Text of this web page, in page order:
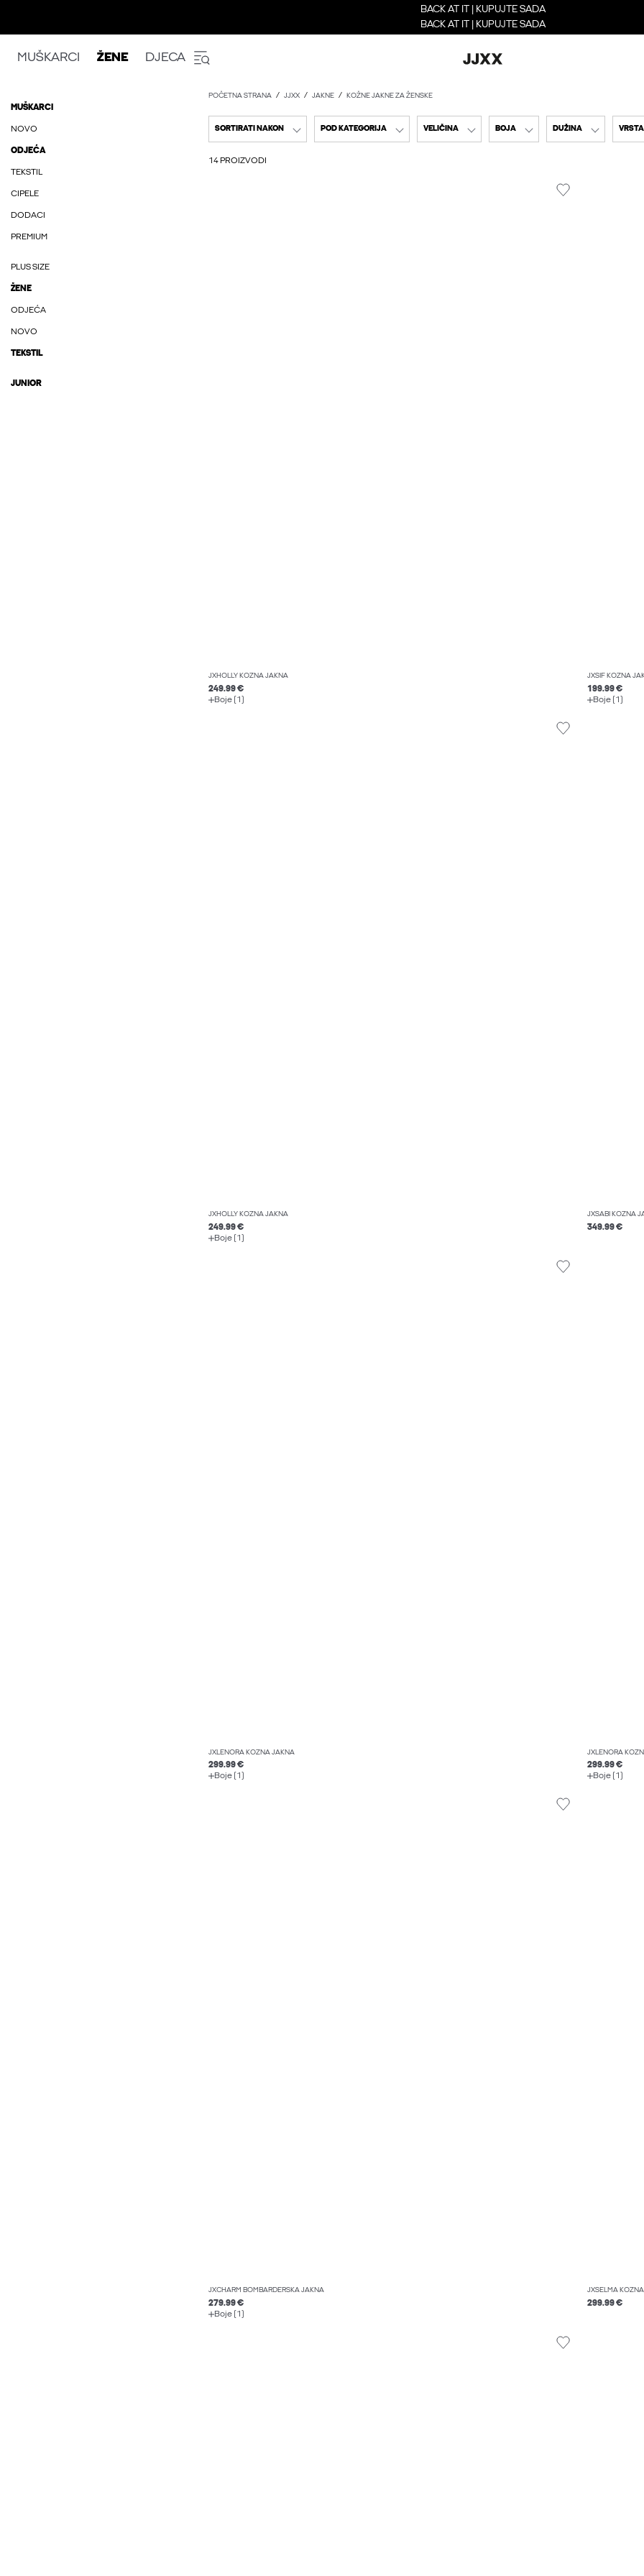
BACK AT IT | KUPUJTE SADA
BACK AT IT | KUPUJTE SADA
MUŠKARCI ŽENE DJECA
MUŠKARCI
NOVO
ODJEĆA
TEKSTIL
CIPELE
DODACI
PREMIUM
PLUS SIZE
ŽENE
ODJEĆA
NOVO
TEKSTIL
JUNIOR
POČETNA STRANA JJXX JAKNE KOŽNE JAKNE ZA ŽENSKE
SORTIRATI NAKON POD KATEGORIJA VELIČINA BOJA DUŽINA
14 PROIZVODI
JXHOLLY KOŽNA JAKNA
249.99 €
Boje (1)
JXSIF KOŽNA
199.99 €
Boje (1)
JXHOLLY KOŽNA JAKNA
249.99 €
Boje (1)
JXSABI KOŽNA
349.99 €
JXLENORA KOŽNA JAKNA
299.99 €
Boje (1)
JXLENORA
299.99 €
Boje (1)
JXCHARM BOMBARDERSKA JAKNA
279.99 €
Boje (1)
JXSELMA
299.99 €